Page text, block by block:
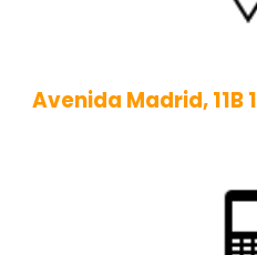
Avenida Madrid, 11B